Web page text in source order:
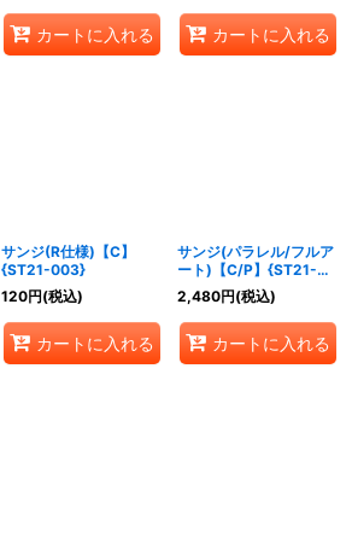
カートに入れる カートに入れる
サンジ(R仕様)【C】
{ST21-003}
120円(税込)
カートに入れる
サンジ(パラレル/フルア
ート)【C/P】{ST21-
003}
2,480円(税込)
カートに入れる